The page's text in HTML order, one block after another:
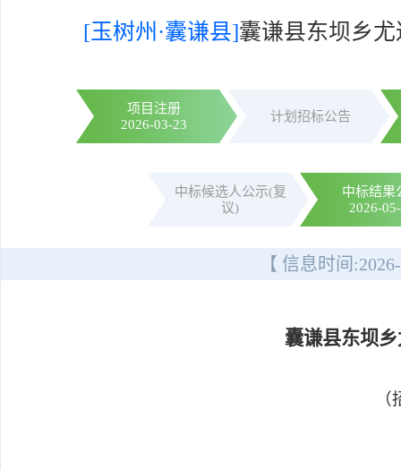
[玉树州·囊谦县]囊谦县东坝乡
项目注册
2026-03-23
计划招标公告
中标候选人公示(复
议)
中标结果
2026-
【 信息时间:
囊谦县东坝